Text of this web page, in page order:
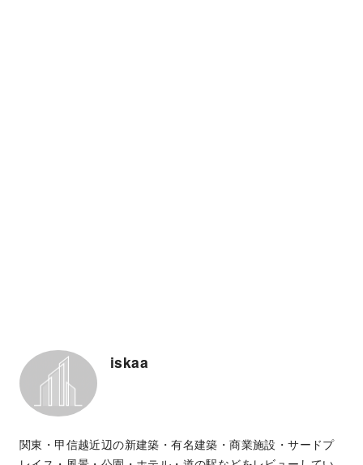
iskaa
関東・甲信越近辺の新建築・有名建築・商業施設・サードプ